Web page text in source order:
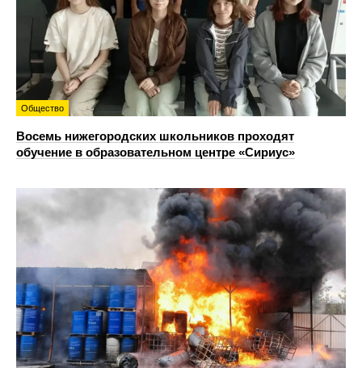
Общество
Восемь нижегородских школьников проходят
обучение в образовательном центре «Сириус»